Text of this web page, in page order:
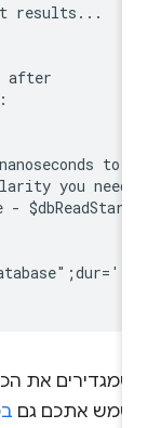
get results...
after
to
you
-
את
אתכם גם